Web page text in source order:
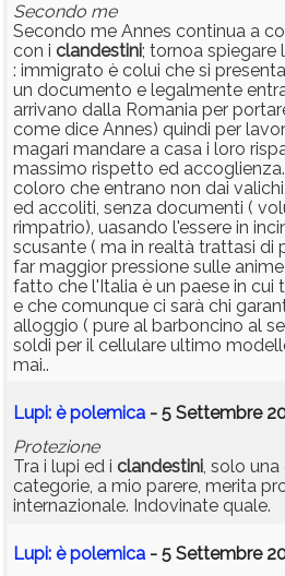
Secondo me
Secondo me Annes continua a
con i clandestini; tornoa spiegare
: immigrato è colui che si
un documento e legalmente
arrivano dalla Romania per
come dice Annes) quindi per
magari mandare a casa i loro
massimo rispetto ed accoglienza.
coloro che entrano non dai
ed accoliti, senza documenti (
rimpatrio), uasando l'essere in
scusante ( ma in realtà trattasi di
far maggior pressione sulle
fatto che l'Italia è un paese in
e che comunque ci sarà chi
alloggio ( pure al barboncino al
soldi per il cellulare ultimo
mai..
Lupi: è polemica - 5 Settembre
Protezione
Tra i lupi ed i clandestini, solo
categorie, a mio parere, merita
internazionale. Indovinate quale.
Lupi: è polemica - 5 Settembre